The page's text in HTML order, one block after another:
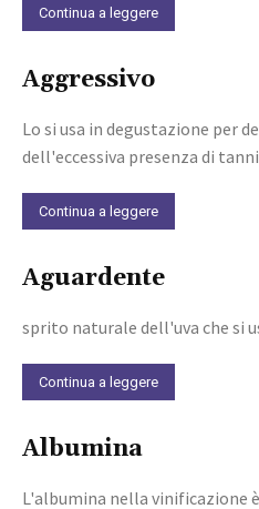
Continua a leggere
Aggressivo
Lo si usa in degustazione per
dell'eccessiva presenza di
Continua a leggere
Aguardente
sprito naturale dell'uva che si
Continua a leggere
Albumina
L'albumina nella vinificazione